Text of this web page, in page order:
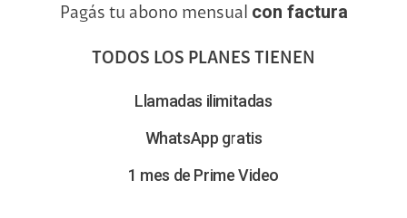
Pagás tu abono mensual con factura
TODOS LOS PLANES TIENEN
Llamadas ilimitadas
WhatsApp gratis
1 mes de Prime Video